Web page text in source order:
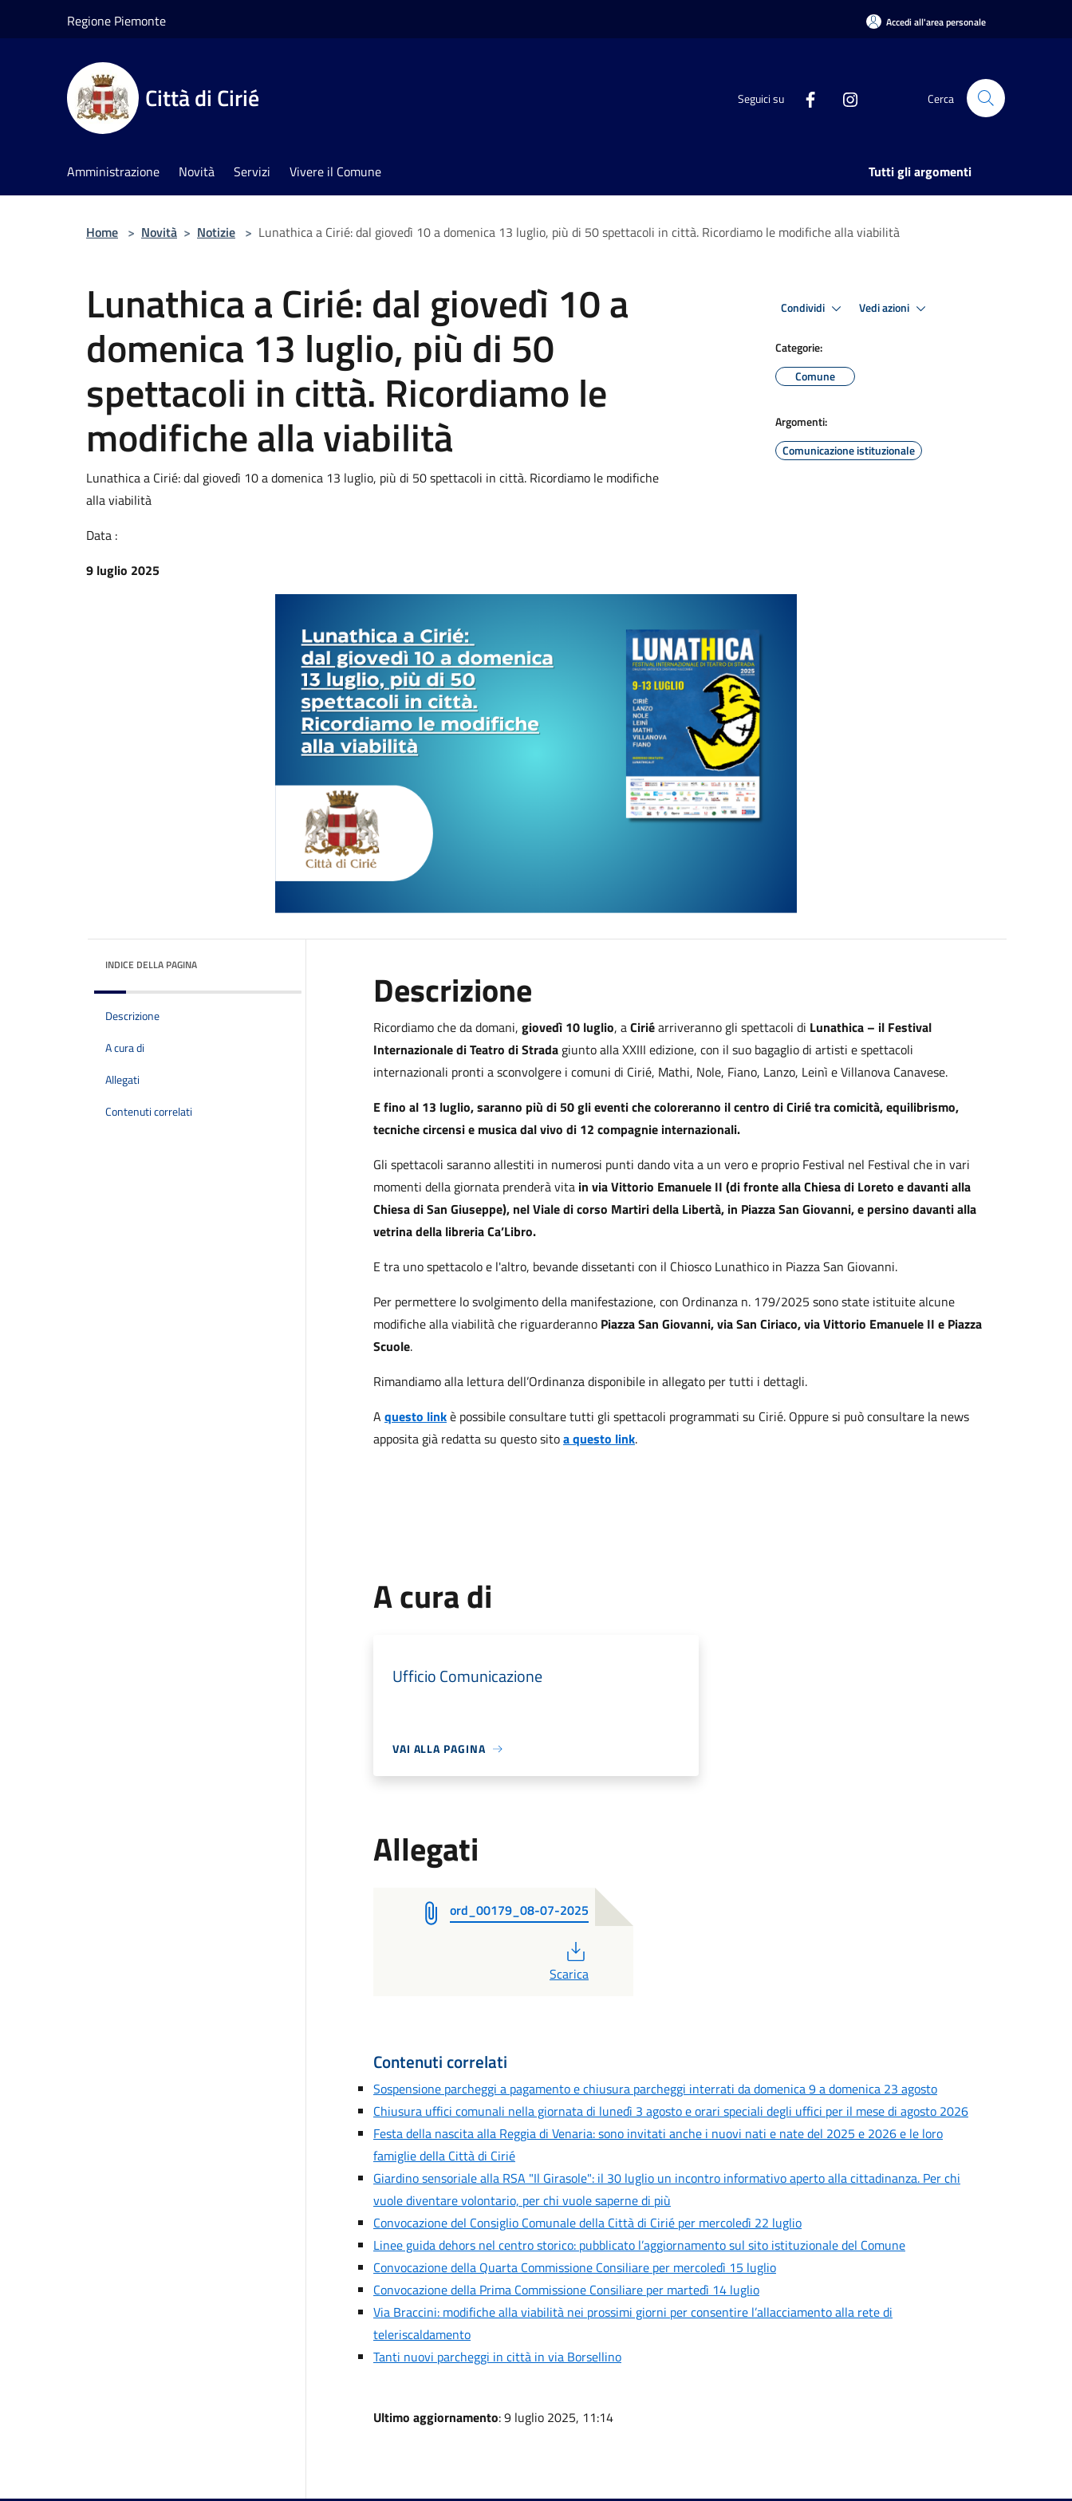
Regione Piemonte Accedi all'area personale
Città di Cirié Seguici su Cerca
Amministrazione Novità Servizi Vivere il Comune Tutti gli argomenti
Home > Novità > Notizie > Lunathica a Cirié: dal giovedì 10 a domenica 13 luglio, più di 50 spettacoli in città. Ricordiamo le modifiche alla viabilità
Lunathica a Cirié: dal giovedì 10 a
domenica 13 luglio, più di 50
spettacoli in città. Ricordiamo le
modifiche alla viabilità
Lunathica a Cirié: dal giovedì 10 a domenica 13 luglio, più di 50 spettacoli in città. Ricordiamo le modifiche
alla viabilità
Data :
9 luglio 2025
Condividi Vedi azioni
Categorie:
Comune
Argomenti:
Comunicazione istituzionale
INDICE DELLA PAGINA
Descrizione
A cura di
Allegati
Contenuti correlati
Descrizione
Ricordiamo che da domani, giovedì 10 luglio, aCiriéarriveranno gli spettacoli di Lunathica – il Festival
Internazionaledi Teatro di Strada giunto alla XXIII edizione, con il suo bagaglio di artisti e spettacoli
internazionali pronti a sconvolgere i comuni di Cirié, Mathi, Nole, Fiano, Lanzo, Leinì e Villanova Canavese.
E fino al 13 luglio,saranno più di 50glieventichecoloreranno il centro di Cirié tra comicità, equilibrismo,
tecniche circensi e musica dal vivo di 12 compagnie internazionali.
Gli spettacoli saranno allestiti in numerosi punti dando vita a un vero e proprio Festival nel Festival che in vari
momenti della giornata prenderà vita in via Vittorio Emanuele II (di fronte alla Chiesa di Loreto e davanti alla
Chiesa di San Giuseppe), nel Viale di corso Martiri della Libertà, in Piazza San Giovanni, e persino davanti alla
vetrina della libreria Ca’Libro.
E tra uno spettacolo e l'altro, bevande dissetanti con il Chiosco Lunathico in Piazza San Giovanni.
Per permettere lo svolgimento della manifestazione, con Ordinanza n. 179/2025 sono state istituite alcune
modifiche alla viabilità che riguarderanno Piazza San Giovanni, via San Ciriaco, via Vittorio Emanuele II e Piazza
Scuole.
Rimandiamo alla lettura dell’Ordinanza disponibile in allegato per tutti i dettagli.
A questo linkè possibile consultare tutti gli spettacoli programmati su Cirié. Oppure si può consultare la news
apposita già redatta su questo sitoa questo link.
A cura di
Ufficio Comunicazione
VAI ALLA PAGINA
Allegati
ord_00179_08-07-2025
Scarica
Contenuti correlati
Sospensione parcheggi a pagamento e chiusura parcheggi interrati da domenica 9 a domenica 23 agosto
Chiusura uffici comunali nella giornata di lunedì 3 agosto e orari speciali degli uffici per il mese di agosto 2026
Festa della nascita alla Reggia di Venaria: sono invitati anche i nuovi nati e nate del 2025 e 2026 e le loro
famiglie della Città di Cirié
Giardino sensoriale alla RSA "Il Girasole": il 30 luglio un incontro informativo aperto alla cittadinanza. Per chi
vuole diventare volontario, per chi vuole saperne di più
Convocazione del Consiglio Comunale della Città di Cirié per mercoledì 22 luglio
Linee guida dehors nel centro storico: pubblicato l’aggiornamento sul sito istituzionale del Comune
Convocazione della Quarta Commissione Consiliare per mercoledì 15 luglio
Convocazione della Prima Commissione Consiliare per martedì 14 luglio
Via Braccini: modifiche alla viabilità nei prossimi giorni per consentire l’allacciamento alla rete di
teleriscaldamento
Tanti nuovi parcheggi in città in via Borsellino
Ultimo aggiornamento: 9 luglio 2025, 11:14